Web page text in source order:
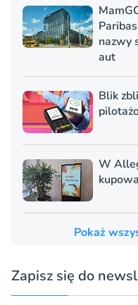
nazwy
aut
Blik
W
Pokaż
Zapisz się do